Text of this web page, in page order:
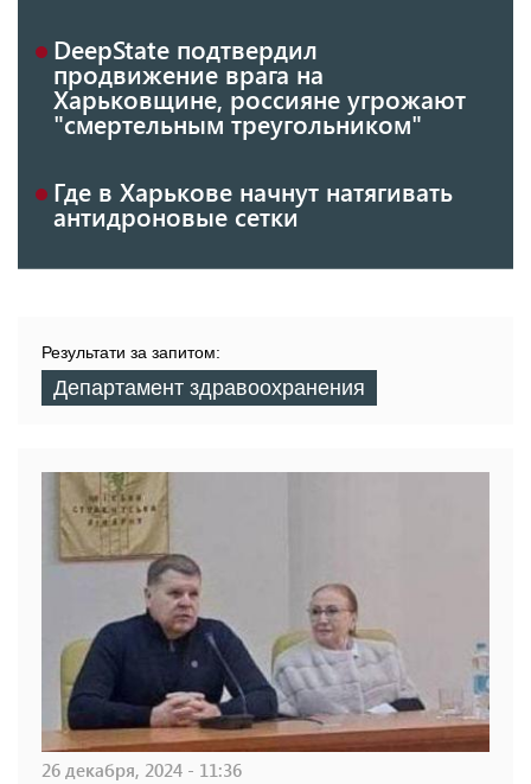
DeepState подтвердил
продвижение врага на
Харьковщине, россияне угрожают
"смертельным треугольником"
Где в Харькове начнут натягивать
антидроновые сетки
Результати за запитом:
Департамент здравоохранения
26 декабря, 2024 - 11:36